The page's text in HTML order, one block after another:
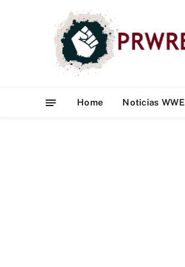
Home Noticias WWE